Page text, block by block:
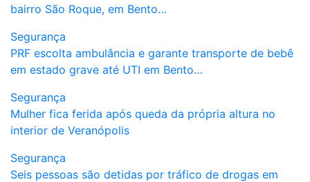
bairro São Roque, em Bento…
Segurança
PRF escolta ambulância e garante transporte de bebê
em estado grave até UTI em Bento…
Segurança
Mulher fica ferida após queda da própria altura no
interior de Veranópolis
Segurança
Seis pessoas são detidas por tráfico de drogas em